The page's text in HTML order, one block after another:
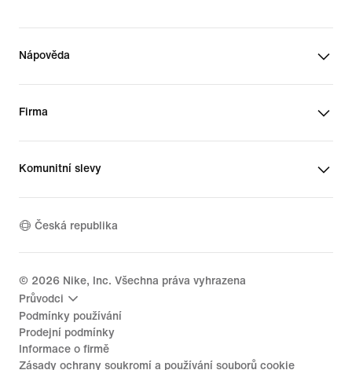
Nápověda
Firma
Komunitní slevy
Česká republika
© 2026 Nike, Inc. Všechna práva vyhrazena
Průvodci
Podmínky používání
Prodejní podmínky
Informace o firmě
Zásady ochrany soukromí a používání souborů cookie